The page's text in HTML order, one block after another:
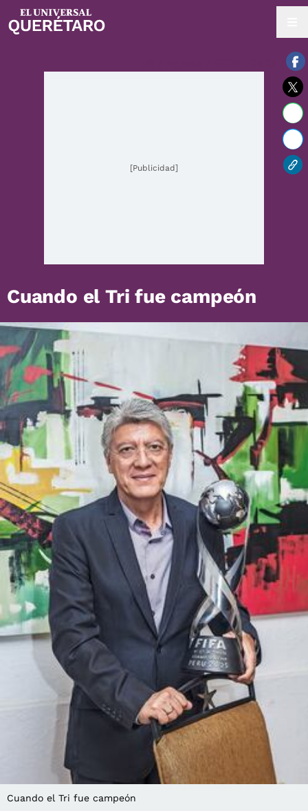
08 / agosto / 2026 | 01:28 hrs.
[Publicidad]
Cuando el Tri fue campeón
Cuando el Tri fue campeón